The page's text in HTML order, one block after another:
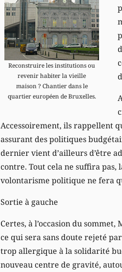
Reconstruire les institutions ou
revenir habiter la vieille
maison ? Chantier dans le
quartier européen de Bruxelles.
Accessoirement, ils rappellent
assurant des politiques
dernier vient d’ailleurs d’être
contre. Tout cela ne suffira pas,
volontarisme politique ne fera
Sortie à gauche
Certes, à l’occasion du
ce qui sera sans doute rejeté
trop allergique à la solidarité
nouveau centre de gravité,